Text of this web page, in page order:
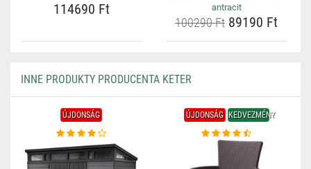
114690 Ft
antracit
100290 Ft 89190 Ft
INNE PRODUKTY PRODUCENTA KETER
ÚJDONSÁG ÚJDONSÁG KEDVEZMÉNY